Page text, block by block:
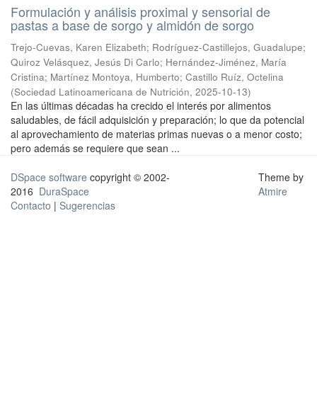
Formulación y análisis proximal y sensorial de
pastas a base de sorgo y almidón de sorgo
Trejo-Cuevas, Karen Elizabeth; Rodríguez-Castillejos, Guadalupe;
Quiroz Velásquez, Jesús Di Carlo; Hernández-Jiménez, María
Cristina; Martínez Montoya, Humberto; Castillo Ruíz, Octelina
(Sociedad Latinoamericana de Nutrición, 2025-10-13)
En las últimas décadas ha crecido el interés por alimentos
saludables, de fácil adquisición y preparación; lo que da potencial
al aprovechamiento de materias primas nuevas o a menor costo;
pero además se requiere que sean ...
DSpace software copyright © 2002-
2016 DuraSpace
Contacto | Sugerencias
Theme by
Atmire